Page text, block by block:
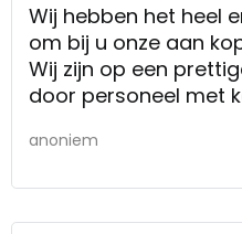
Wij hebben het heel
om bij u onze aan
Wij zijn op een
door personeel met
anoniem